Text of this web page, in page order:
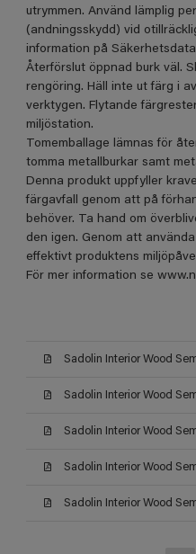
utrymmen. Använd lämplig
(andningsskydd) vid
information på
Återförslut öppnad burk väl.
rengöring. Häll inte ut färg i
verktygen. Flytande
miljöstation.
Tomemballage lämnas för
tomma metallburkar samt
Denna produkt uppfyller
färgavfall genom att på
behöver. Ta hand om
den igen. Genom att
effektivt produktens
För mer information se
Sadolin Interior Wood